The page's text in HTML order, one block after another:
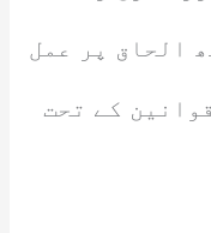
الحاق پر عمل
کے تحت